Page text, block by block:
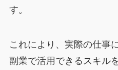
す。
これにより、実際の仕事
副業で活用できるスキル